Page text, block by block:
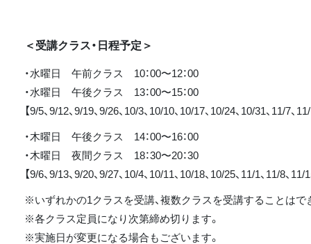
＜受講クラス・日程予定＞
・水曜日 午前クラス 10：00〜12：00
・水曜日 午後クラス 13：00〜15：00
【9/5、9/12、9/19、9/26、10/3、10/10、10/17、10/24、10/31、11/7、
・木曜日 午後クラス 14：00〜16：00
・木曜日 夜間クラス 18：30〜20：30
【9/6、9/13、9/20、9/27、10/4、10/11、10/18、10/25、11/1、11/8、11/
※いずれかの1クラスを受講、複数クラスを受講することはで
※各クラス定員になり次第締め切ります。
※実施日が変更になる場合もございます。